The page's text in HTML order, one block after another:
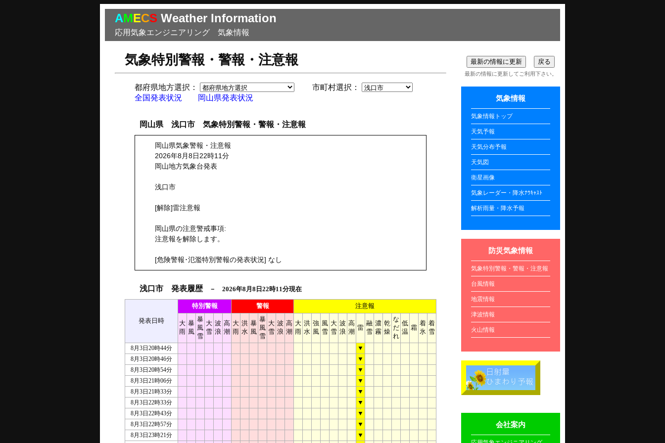
AMECS Weather Information
応用気象エンジニアリング 気象情報
気象特別警報・警報・注意報
都府県地方選択：
市町村選択：
全国発表状況
岡山県発表状況
岡山県 浅口市 気象特別警報・警報・注意報
岡山県気象警報・注意報
2026年8月8日22時11分
岡山地方気象台発表
浅口市
[解除]雷注意報
岡山県の注意警戒事項:
注意報を解除します。
[危険警報･氾濫特別警報の発表状況] なし
浅口市 発表履歴－ 2026年8月8日22時11分現在
発表日時
特別警報 警報 注意報
大
雨
暴
風
暴
風
雪
大
雪
波
浪
高
潮
大
雨
洪
水
暴
風
暴
風
雪
大
雪
波
浪
高
潮
大
雨
洪
水
強
風
風
雪
大
雪
波
浪
高
潮
雷
融
雪
濃
霧
乾
燥
な
だ
れ
低
温
霜
着
氷
着
雪
8月3日20時44分
▼
8月3日20時46分
▼
8月3日20時54分
▼
8月3日21時06分
▼
8月3日21時33分
▼
8月3日22時33分
▼
8月3日22時43分
▼
8月3日22時57分
▼
8月3日23時21分
▼
最新の情報に更新してご利用下さい。
気象情報
気象情報トップ
天気予報
天気分布予報
天気図
衛星画像
気象レーダー・降水ﾅｳｷｬｽﾄ
解析雨量・降水予報
防災気象情報
気象特別警報・警報・注意報
台風情報
地震情報
津波情報
火山情報
会社案内